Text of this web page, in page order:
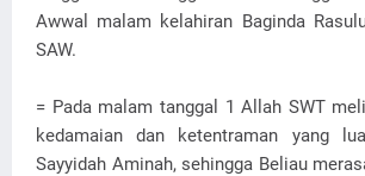
Awwal malam kelahiran Baginda
SAW.
= Pada malam tanggal 1 Allah SWT
kedamaian dan ketentraman yang
Sayyidah Aminah, sehingga Beliau